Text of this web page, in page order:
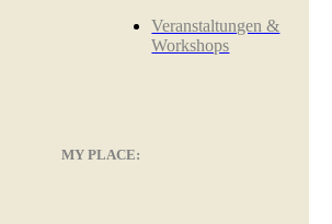
Veranstaltungen &
Workshops
MY PLACE: